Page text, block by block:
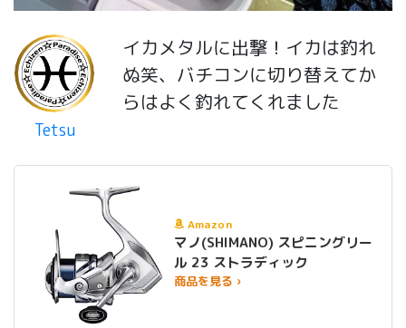
Tetsu
イカメタルに出撃！イカは釣れ
ぬ笑、バチコンに切り替えてか
らはよく釣れてくれました
Amazon
マノ(SHIMANO) スピニングリー
ル 23 ストラディック
商品を見る ›